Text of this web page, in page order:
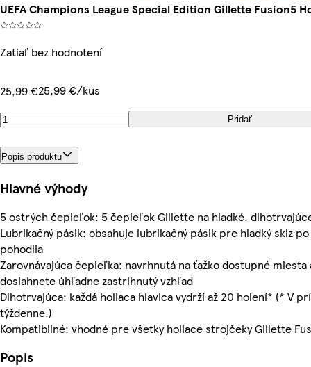
UEFA Champions League Special Edition Gillette Fusion5
Zatiaľ bez hodnotení
25,99 €25,99 €/kus
Pridať
Popis produktu
Hlavné výhody
5 ostrých čepieľok: 5 čepieľok Gillette na hladké,
Lubrikačný pásik: obsahuje lubrikačný pásik pre hladký sklz
pohodlia
Zarovnávajúca čepieľka: navrhnutá na ťažko dostupné miesta
dosiahnete úhľadne zastrihnutý vzhľad
Dlhotrvajúca: každá holiaca hlavica vydrží až 20 holení* (* V
týždenne.)
Kompatibilné: vhodné pre všetky holiace strojčeky Gillette
Popis